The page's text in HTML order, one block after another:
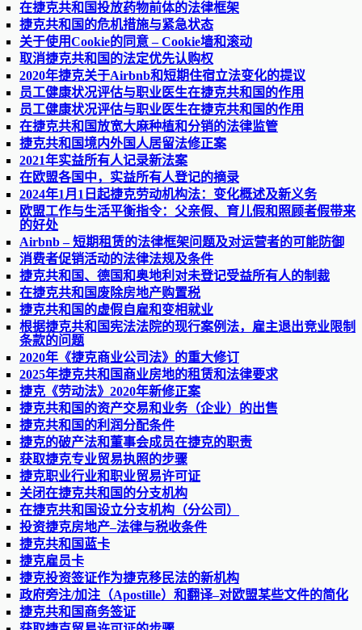
在捷克共和国投放药物前体的法律框架
捷克共和国的危机措施与紧急状态
关于使用Cookie的同意 – Cookie墙和滚动
取消捷克共和国的法定优先认购权
2020年捷克关于Airbnb和短期住宿立法变化的提议
员工健康状况评估与职业医生在捷克共和国的作用
员工健康状况评估与职业医生在捷克共和国的作用
在捷克共和国放宽大麻种植和分销的法律监管
捷克共和国境内外国人居留法修正案
2021年实益所有人记录新法案
在欧盟各国中，实益所有人登记的摘录
2024年1月1日起捷克劳动机构法：变化概述及新义务
欧盟工作与生活平衡指令：父亲假、育儿假和照顾者假带来
的好处
Airbnb – 短期租赁的法律框架问题及对运营者的可能防御
消费者促销活动的法律法规及条件
捷克共和国、德国和奥地利对未登记受益所有人的制裁
在捷克共和国废除房地产购置税
捷克共和国的虚假自雇和变相就业
根据捷克共和国宪法法院的现行案例法，雇主退出竞业限制
条款的问题
2020年《捷克商业公司法》的重大修订
2025年捷克共和国商业房地的租赁和法律要求
捷克《劳动法》2020年新修正案
捷克共和国的资产交易和业务（企业）的出售
捷克共和国的利润分配条件
捷克的破产法和董事会成员在捷克的职责
获取捷克专业贸易执照的步骤
捷克职业行业和职业贸易许可证
关闭在捷克共和国的分支机构
在捷克共和国设立分支机构（分公司）
投资捷克房地产–法律与税收条件
捷克共和国蓝卡
捷克雇员卡
捷克投资签证作为捷克移民法的新机构
政府旁注/加注（Apostille）和翻译–对欧盟某些文件的简化
捷克共和国商务签证